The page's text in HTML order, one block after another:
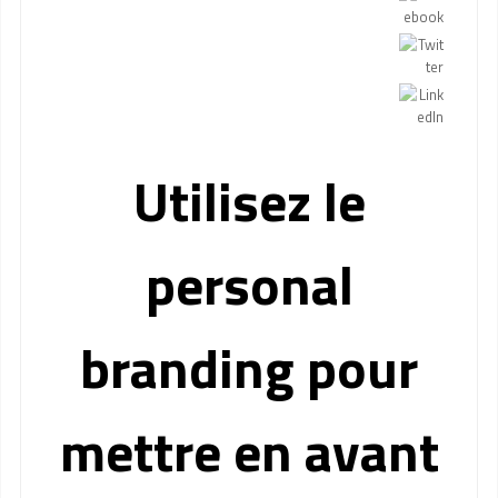
Utilisez le
personal
branding pour
mettre en avant